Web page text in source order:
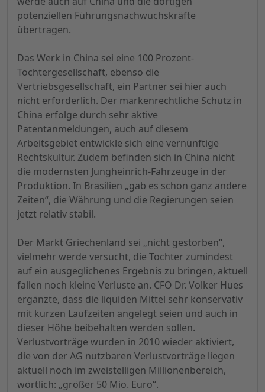
potenziellen Führungsnachwuchskräfte
übertragen.
Das Werk in China sei eine 100 Prozent-
Tochtergesellschaft, ebenso die
Vertriebsgesellschaft, ein Partner sei hier auch
nicht erforderlich. Der markenrechtliche Schutz in
China erfolge durch sehr aktive
Patentanmeldungen, auch auf diesem
Arbeitsgebiet entwickle sich eine vernünftige
Rechtskultur. Zudem befinden sich in China nicht
die modernsten Jungheinrich-Fahrzeuge in der
Produktion. In Brasilien „gab es schon ganz andere
Zeiten“, die Währung und die Regierungen seien
jetzt relativ stabil.
Der Markt Griechenland sei „nicht gestorben“,
vielmehr werde versucht, die Tochter zumindest
auf ein ausgeglichenes Ergebnis zu bringen, aktuell
fallen noch kleine Verluste an. CFO Dr. Volker Hues
ergänzte, dass die liquiden Mittel sehr konservativ
mit kurzen Laufzeiten angelegt seien und auch in
dieser Höhe beibehalten werden sollen.
Verlustvorträge wurden in 2010 wieder aktiviert,
die von der AG nutzbaren Verlustvorträge liegen
aktuell noch im zweistelligen Millionenbereich,
wörtlich: „größer 50 Mio. Euro“.